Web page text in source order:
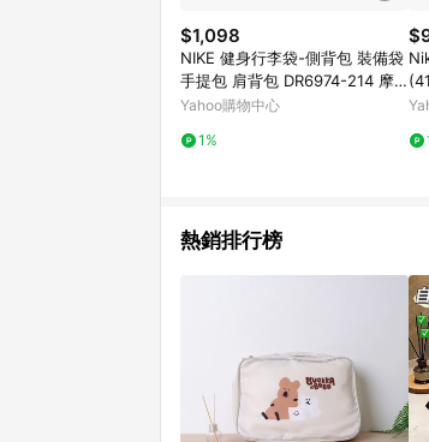
$1,098
NIKE 健身行李袋-側背包 裝備袋
手提包 肩背包 DR6974-214 摩
卡白
Yahoo購物中心
1%
包
熱銷排行榜